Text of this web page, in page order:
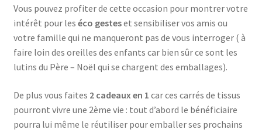
Vous pouvez profiter de cette occasion pour montrer votre
intérêt pour les éco gesteset sensibiliser vos amis ou
votre famille qui ne manqueront pas de vous interroger ( à
faire loin des oreilles des enfants car bien sûr ce sont les
lutins du Père – Noël qui se chargent des emballages).
De plus vous faites 2 cadeaux en 1 car ces carrés de tissus
pourront vivre une 2ème vie : tout d’abord le bénéficiaire
pourra lui même le réutiliser pour emballer ses prochains